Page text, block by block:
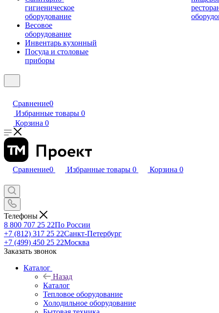
гигиеническое
оборудование
Весовое
оборудование
Инвентарь кухонный
Посуда и столовые
приборы
Сравнение0
Избранные товары 0
Корзина 0
Сравнение0 Избранные товары 0 Корзина 0
Телефоны
8 800 707 25 22По России
+7 (812) 317 25 22Санкт-Петербург
+7 (499) 450 25 22Москва
Заказать звонок
Каталог
Назад
Каталог
Тепловое оборудование
Холодильное оборудование